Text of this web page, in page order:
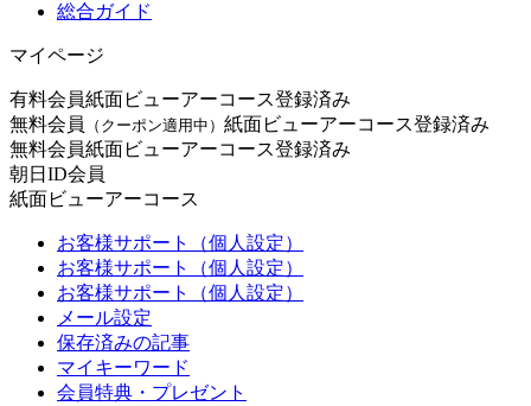
総合ガイド
マイページ
有料会員紙面ビューアーコース登録済み
無料会員
（クーポン適用中） 紙面ビューアーコース登録済み
無料会員紙面ビューアーコース登録済み
朝日ID会員
紙面ビューアーコース
お客様サポート（個人設定）
お客様サポート（個人設定）
お客様サポート（個人設定）
メール設定
保存済みの記事
マイキーワード
会員特典・プレゼント